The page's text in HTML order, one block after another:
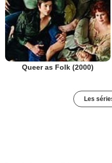
Queer as Folk (2000)
Les